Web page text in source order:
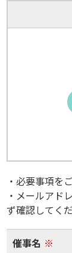
・必要事項を
・メールアド
ず確認してくだ
催事名 ※